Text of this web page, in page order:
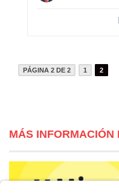
PÁGINA 2 DE 2 1 2
MÁS INFORMACIÓN